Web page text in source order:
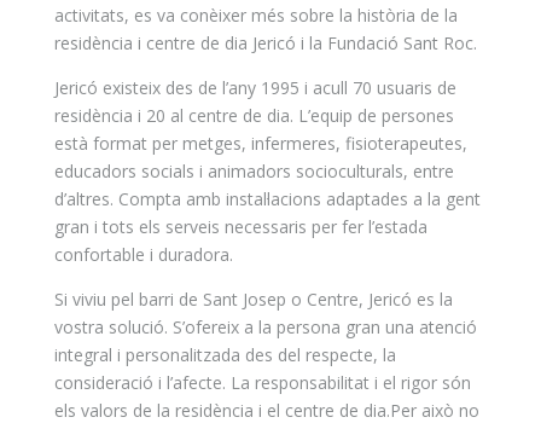
activitats, es va conèixer més sobre la història de la
residència i centre de dia Jericó i la Fundació Sant Roc.
Jericó existeix des de l’any 1995 i acull 70 usuaris de
residència i 20 al centre de dia. L’equip de persones
està format per metges, infermeres, fisioterapeutes,
educadors socials i animadors socioculturals, entre
d’altres. Compta amb instal·lacions adaptades a la gent
gran i tots els serveis necessaris per fer l’estada
confortable i duradora.
Si viviu pel barri de Sant Josep o Centre, Jericó es la
vostra solució. S’ofereix a la persona gran una atenció
integral i personalitzada des del respecte, la
consideració i l’afecte. La responsabilitat i el rigor són
els valors de la residència i el centre de dia.Per això no